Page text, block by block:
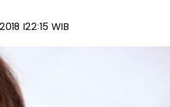
|22:15 WIB